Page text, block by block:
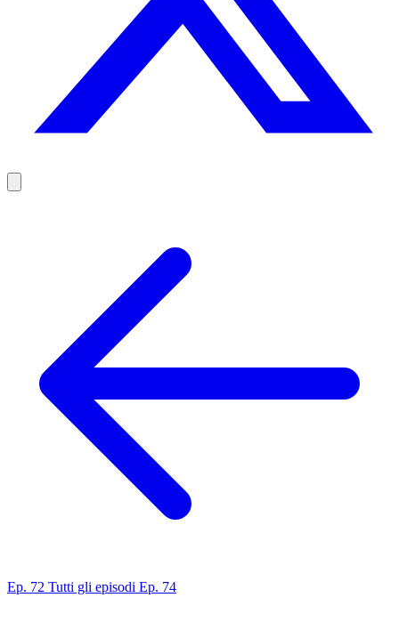
Ep. 72 Tutti gli episodi Ep. 74